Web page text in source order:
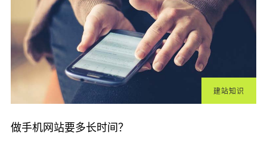
建站知识
做手机网站要多长时间？